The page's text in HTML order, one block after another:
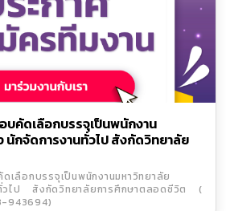
คัดเลือกบรรจุเป็นพนักงาน
นักจัดการงานทั่วไป สังกัดวิทยาลัย
อบถามเพิ่มเติมโทร.053-943694)
ลือกบรรจุเป็นพนักงานมหาวิทยาลัย
วไป สังกัดวิทยาลัยการศึกษาตลอดชีวิต (
943694)